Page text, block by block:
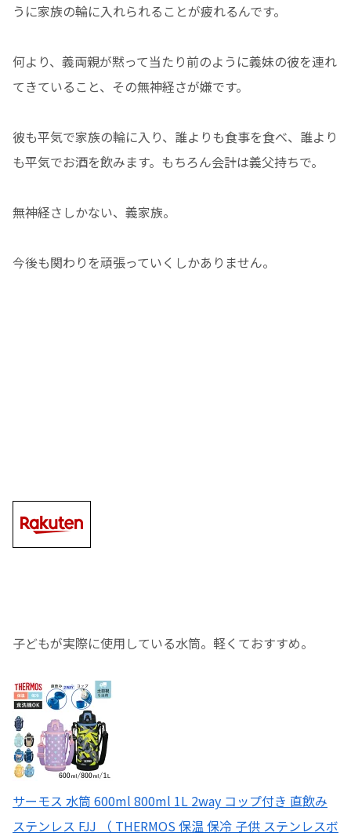
うに家族の輪に入れられることが疲れるんです。
何より、義両親が黙って当たり前のように義妹の彼を連れ
てきていること、その無神経さが嫌です。
彼も平気で家族の輪に入り、誰よりも食事を食べ、誰より
も平気でお酒を飲みます。もちろん会計は義父持ちで。
無神経さしかない、義家族。
今後も関わりを頑張っていくしかありません。
子どもが実際に使用している水筒。軽くておすすめ。
サーモス 水筒 600ml 800ml 1L 2way コップ付き 直飲み
ステンレス FJJ （ THERMOS 保温 保冷 子供 ステンレスボ